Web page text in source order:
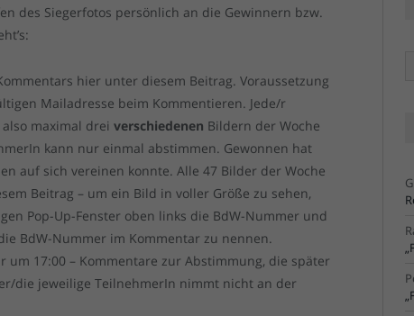
des Siegerfotos persönlich an die Gewinnern bzw.
hier unter diesem Beitrag. Voraussetzung
Mailadresse beim Kommentieren. Jede/r
also maximal dreiverschiedenen Bildern der Woche
kann nur einmal abstimmen. Gewonnen hat
auf sich vereinen konnte. Alle 47 Bilder der Woche
Beitrag – um ein Bild in voller Größe zu sehen,
Pop-Up-Fenster oben links die BdW-Nummer und
BdW-Nummer im Kommentar zu nennen.
um 17:00 – Kommentare zur Abstimmung, die später
die jeweilige TeilnehmerIn nimmt nicht an der